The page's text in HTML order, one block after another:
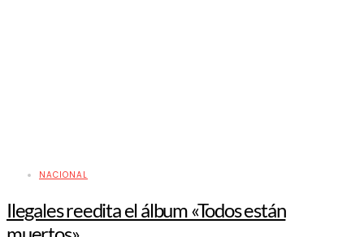
NACIONAL
Ilegales reedita el álbum «Todos están